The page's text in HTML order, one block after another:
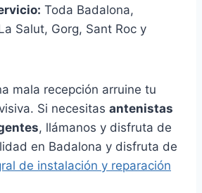
Toda Badalona,
Salut, Gorg, Sant Roc y
mala recepción arruine tu
Si necesitas antenistas
, llámanos y disfruta de
en Badalona y disfruta de
de instalación y reparación